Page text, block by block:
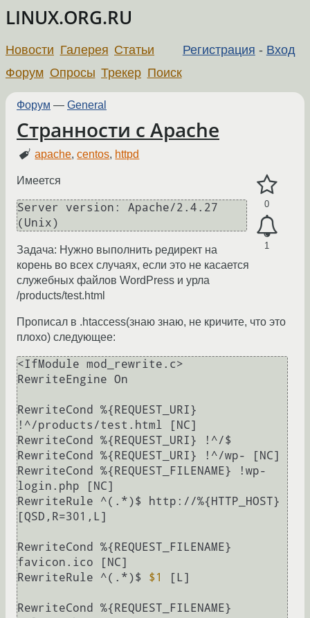
LINUX.ORG.RU
Регистрация - Вход
Новости Галерея Статьи
Форум Опросы Трекер Поиск
Форум — General
Странности с Apache
apache,centos, httpd
0
1
Имеется
Server version: Apache/2.4.27
Задача: Нужно выполнить редирект на
корень во всех случаях, если это не касается
служебных файлов WordPress и урла
/products/test.html
Прописал в .htaccess(знаю знаю, не кричите, что это
плохо) следующее:
<IfModule mod_rewrite.c>
RewriteEngine On
RewriteCond %{REQUEST_URI}
!^/products/test.html [NC]
RewriteCond %{REQUEST_URI} !^/$
RewriteCond %{REQUEST_URI} !^/wp- [NC]
RewriteCond %{REQUEST_FILENAME} !wp-
login.php [NC]
RewriteRule ^(.*)$ http://%{HTTP_HOST}
[QSD,R=301,L]
RewriteCond %{REQUEST_FILENAME}
favicon.ico [NC]
RewriteRule ^(.*)$ $1 [L]
RewriteCond %{REQUEST_FILENAME}